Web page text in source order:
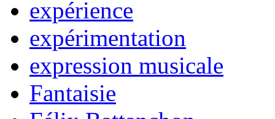
expérience
expérimentation
expression musicale
Fantaisie